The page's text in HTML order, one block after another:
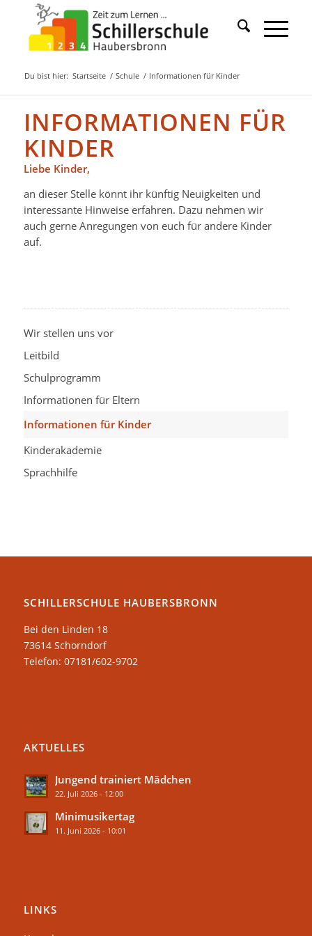
Du bist hier: Startseite / Schule / Informationen für Kinder
INFORMATIONEN FÜR
KINDER
Liebe Kinder,
an dieser Stelle könnt ihr künftig Neuigkeiten und
interessante Hinweise erfahren. Dazu nehmen wir
auch gerne Anregungen von euch für andere Kinder
auf.
Wir stellen uns vor
Leitbild
Schulprogramm
Informationen für Eltern
Informationen für Kinder
Kinderakademie
Sprachhilfe
SCHILLERSCHULE HAUBERSBRONN
Bei den Linden 18
73614 Schorndorf
Telefon: 07181/602-9702
AKTUELLES
Jungend trainiert Mädchen
22. Juli 2026 - 12:00
Minimusikertag
11. Juni 2026 - 10:01
LINKS